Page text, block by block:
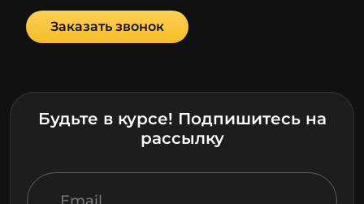
Заказать звонок
Будьте в курсе! Подпишитесь на
рассылку